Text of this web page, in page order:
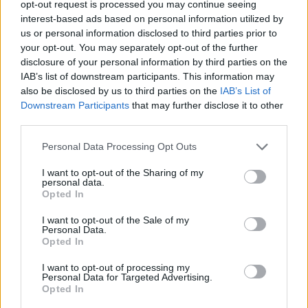
opt-out request is processed you may continue seeing
interest-based ads based on personal information utilized by
us or personal information disclosed to third parties prior to
your opt-out. You may separately opt-out of the further
disclosure of your personal information by third parties on the
IAB’s list of downstream participants. This information may
also be disclosed by us to third parties on the IAB’s List of
Downstream Participants that may further disclose it to other
Personal Data Processing Opt Outs
I want to opt-out of the Sharing of my
personal data.
Opted In
I want to opt-out of the Sale of my
Personal Data.
Opted In
I want to opt-out of processing my
Personal Data for Targeted Advertising.
Opted In
biltvätt
VW LT35 -04 2.5 TDI dör sporadiskt under
körning, startar direkt efter nyckelcykel.
Delar bytta utan resultat.
Senaste inlägget av Jesper328 tisdag 12:52iGenerell
felsökning
Insignia 2018 - Tänkte byta
centerhögtalaren med blir lite
6 svar
multimedia
Här diskuterar vi Biltemas varor! Allt om
Senaste inlägget avd-b måndag 21:15 iAllmänt
Senaste projektinläggen
Volkswagen Golf MK4 v6 4motion OEM++
med JDM inspiration.